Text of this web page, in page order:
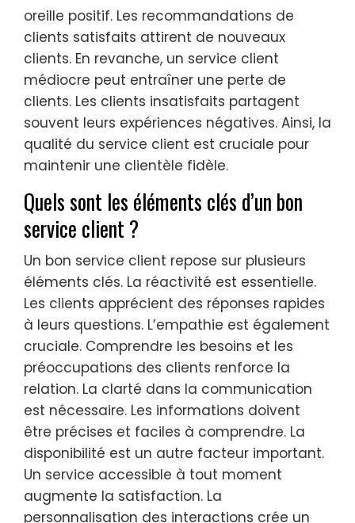
oreille positif. Les recommandations de
clients satisfaits attirent de nouveaux
clients. En revanche, un service client
médiocre peut entraîner une perte de
clients. Les clients insatisfaits partagent
souvent leurs expériences négatives. Ainsi, la
qualité du service client est cruciale pour
maintenir une clientèle fidèle.
Quels sont les éléments clés d’un bon
service client ?
Un bon service client repose sur plusieurs
éléments clés. La réactivité est essentielle.
Les clients apprécient des réponses rapides
à leurs questions. L’empathie est également
cruciale. Comprendre les besoins et les
préoccupations des clients renforce la
relation. La clarté dans la communication
est nécessaire. Les informations doivent
être précises et faciles à comprendre. La
disponibilité est un autre facteur important.
Un service accessible à tout moment
augmente la satisfaction. La
personnalisation des interactions crée un